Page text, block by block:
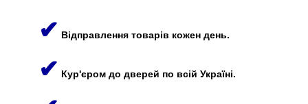
✔ Відправлення товарів кожен день.
✔ Кур'єром до дверей по всій Україні.